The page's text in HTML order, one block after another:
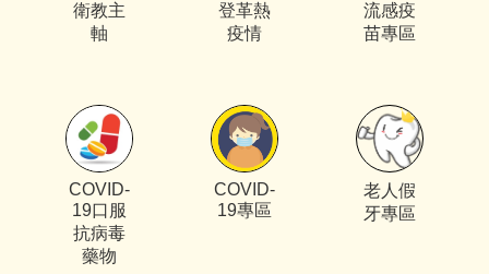
衛教主
軸
登革熱
疫情
流感疫
苗專區
COVID-
19口服
抗病毒
藥物
COVID-
19專區
老人假
牙專區